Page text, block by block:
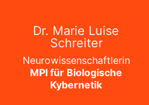
Dr. Marie Luise
Schreiter
Neurowissenschaftlerin
MPI für Biologische
Kybernetik